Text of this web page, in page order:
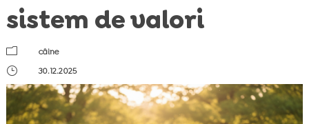
sistem de valori
m
câine
}
30.12.2025